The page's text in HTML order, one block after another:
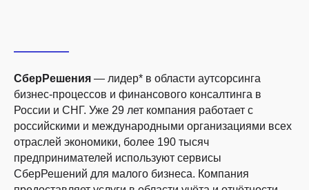
СберРешения — лидер* в области аутсорсинга
бизнес-процессов и финансового консалтинга в
России и СНГ. Уже 29 лет компания работает с
российскими и международными организациями всех
отраслей экономики, более 190 тысяч
предпринимателей используют сервисы
СберРешений для малого бизнеса. Компания
Подпишитесь на рассылку и получайте
полезные материалы на почту.